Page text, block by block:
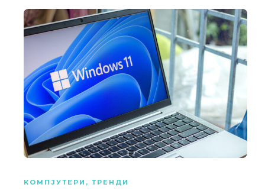
КОМПЈУТЕРИ , ТРЕНДИ